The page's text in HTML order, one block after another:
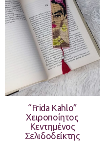
“Frida Kahlo”
Χειροποίητος
Κεντημένος
Σελιδοδείκτης